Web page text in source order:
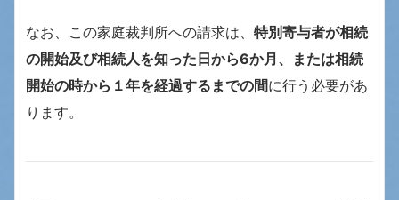
なお、この家庭裁判所への請求は、 特別寄与者が相続
の開始及び相続人を知った日から6か月、または相続
開始の時から１年を経過するまでの間に行う必要があ
ります。